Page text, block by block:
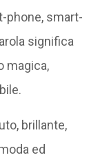
phone, smart-
significa
magica,
brillante,
ed